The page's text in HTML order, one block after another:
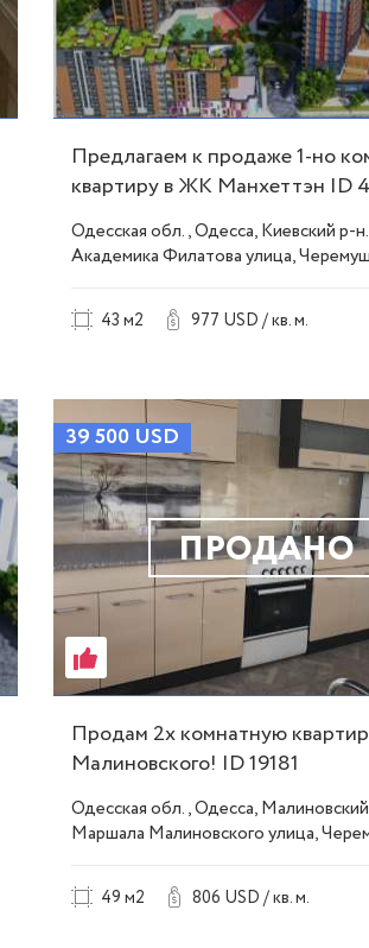
Предлагаем к продаже 1-но
квартиру в ЖК Манхеттэн ID
Одесская обл., Одесса, Киевский р-
Академика Филатова улица,
43 м2 977 USD / кв. м.
ПРОДАНО
39 500 USD
Продам 2х комнатную
Малиновского! ID 19181
Одесская обл., Одесса,
Маршала Малиновского улица,
49 м2 806 USD / кв. м.